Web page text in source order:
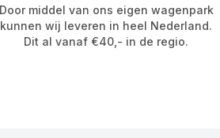
Door middel van ons eigen wagenpark
kunnen wij leveren in heel Nederland.
Dit al vanaf €40,- in de regio.